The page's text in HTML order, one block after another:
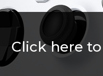
Click here